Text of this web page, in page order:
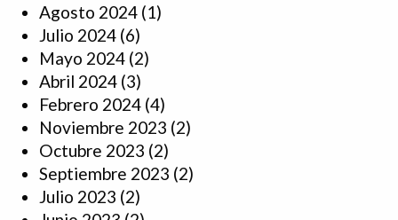
Agosto 2024 (1)
Julio 2024 (6)
Mayo 2024 (2)
Abril 2024 (3)
Febrero 2024 (4)
Noviembre 2023 (2)
Octubre 2023 (2)
Septiembre 2023 (2)
Julio 2023 (2)